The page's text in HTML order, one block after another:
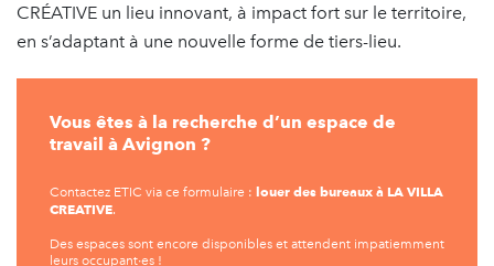
CRÉATIVE un lieu innovant, à impact fort sur le territoire,
en s’adaptant à une nouvelle forme de tiers-lieu.
Vous êtes à la recherche d’un espace de
travail à Avignon ?
Contactez ETIC via ce formulaire : louer des bureaux à LA VILLA
CREATIVE.
Des espaces sont encore disponibles et attendent impatiemment
leurs occupant∙es !